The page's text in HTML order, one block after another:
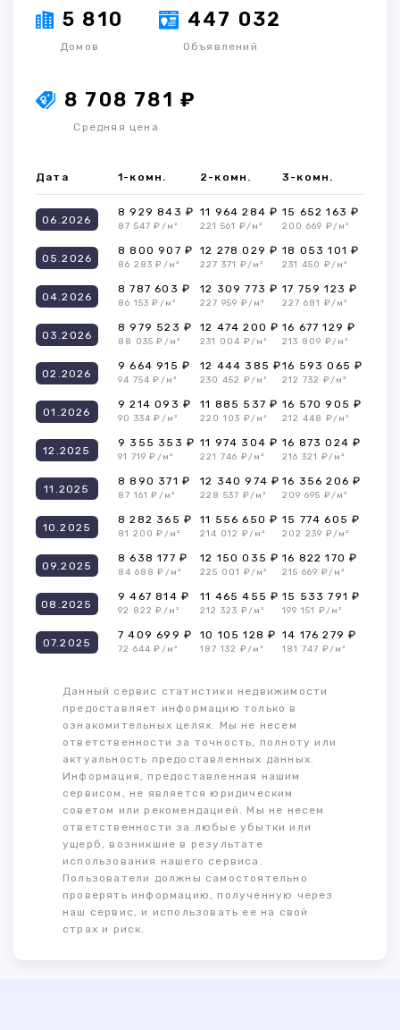
5 810
Домов
447 032
Объявлений
8 708 781 ₽
Средняя цена
Дата 1-комн. 2-комн. 3-комн.
06.2026
8 929 843 ₽
87 547 ₽/м²
11 964 284 ₽
221 561 ₽/м²
15 652 163 ₽
200 669 ₽/м²
05.2026
8 800 907 ₽
86 283 ₽/м²
12 278 029 ₽
227 371 ₽/м²
18 053 101 ₽
231 450 ₽/м²
04.2026
8 787 603 ₽
86 153 ₽/м²
12 309 773 ₽
227 959 ₽/м²
17 759 123 ₽
227 681 ₽/м²
03.2026
8 979 523 ₽
88 035 ₽/м²
12 474 200 ₽
231 004 ₽/м²
16 677 129 ₽
213 809 ₽/м²
02.2026
9 664 915 ₽
94 754 ₽/м²
12 444 385 ₽
230 452 ₽/м²
16 593 065 ₽
212 732 ₽/м²
01.2026
9 214 093 ₽
90 334 ₽/м²
11 885 537 ₽
220 103 ₽/м²
16 570 905 ₽
212 448 ₽/м²
12.2025
9 355 353 ₽
91 719 ₽/м²
11 974 304 ₽
221 746 ₽/м²
16 873 024 ₽
216 321 ₽/м²
11.2025
8 890 371 ₽
87 161 ₽/м²
12 340 974 ₽
228 537 ₽/м²
16 356 206 ₽
209 695 ₽/м²
10.2025
8 282 365 ₽
81 200 ₽/м²
11 556 650 ₽
214 012 ₽/м²
15 774 605 ₽
202 239 ₽/м²
09.2025
8 638 177 ₽
84 688 ₽/м²
12 150 035 ₽
225 001 ₽/м²
16 822 170 ₽
215 669 ₽/м²
08.2025
9 467 814 ₽
92 822 ₽/м²
11 465 455 ₽
212 323 ₽/м²
15 533 791 ₽
199 151 ₽/м²
07.2025
7 409 699 ₽
72 644 ₽/м²
10 105 128 ₽
187 132 ₽/м²
14 176 279 ₽
181 747 ₽/м²
Данный сервис статистики недвижимости
предоставляет информацию только в
ознакомительных целях. Мы не несем
ответственности за точность, полноту или
актуальность предоставленных данных.
Информация, предоставленная нашим
сервисом, не является юридическим
советом или рекомендацией. Мы не несем
ответственности за любые убытки или
ущерб, возникшие в результате
использования нашего сервиса.
Пользователи должны самостоятельно
проверять информацию, полученную через
наш сервис, и использовать ее на свой
страх и риск.